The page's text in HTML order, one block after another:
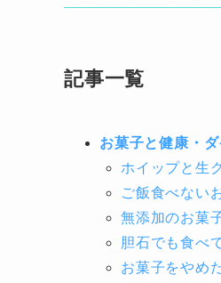
記事一覧
お菓子と健康・ダ
ホイップと生
ご飯食べない
無添加のお菓
胆石でも食べ
お菓子をやめ